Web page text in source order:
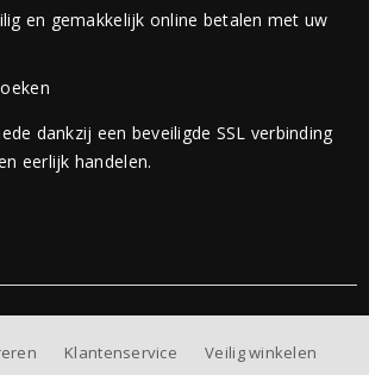
en gemakkelijk online betalen met uw
dankzij een beveiligde SSL verbinding
eerlijk handelen.
Klantenservice Veilig winkelen